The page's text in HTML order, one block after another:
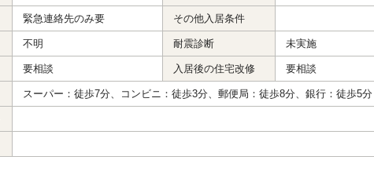
緊急連絡先のみ要 その他入居条件
不明 耐震診断 未実施
要相談 入居後の住宅改修 要相談
スーパー：徒歩7分、コンビニ：徒歩3分、郵便局：徒歩8分、銀行：徒歩5分